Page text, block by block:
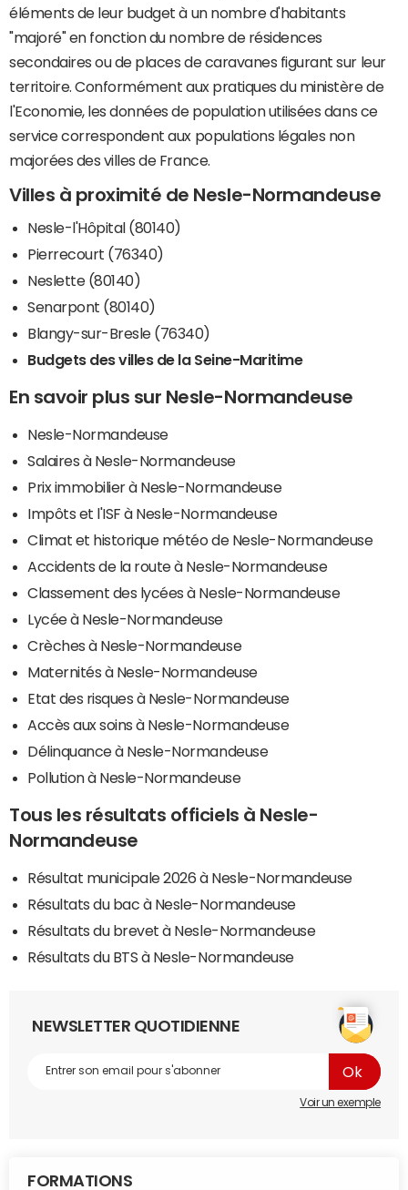
éléments de leur budget à un nombre d'habitants
"majoré" en fonction du nombre de résidences
secondaires ou de places de caravanes figurant sur leur
territoire. Conformément aux pratiques du ministère de
l'Economie, les données de population utilisées dans ce
service correspondent aux populations légales non
majorées des villes de France.
Villes à proximité de Nesle-Normandeuse
Nesle-l'Hôpital (80140)
Pierrecourt (76340)
Neslette (80140)
Senarpont (80140)
Blangy-sur-Bresle (76340)
Budgets des villes de la Seine-Maritime
En savoir plus sur Nesle-Normandeuse
Nesle-Normandeuse
Salaires à Nesle-Normandeuse
Prix immobilier à Nesle-Normandeuse
Impôts et l'ISF à Nesle-Normandeuse
Climat et historique météo de Nesle-Normandeuse
Accidents de la route à Nesle-Normandeuse
Classement des lycées à Nesle-Normandeuse
Lycée à Nesle-Normandeuse
Crèches à Nesle-Normandeuse
Maternités à Nesle-Normandeuse
Etat des risques à Nesle-Normandeuse
Accès aux soins à Nesle-Normandeuse
Délinquance à Nesle-Normandeuse
Pollution à Nesle-Normandeuse
Tous les résultats officiels à Nesle-
Normandeuse
Résultat municipale 2026 à Nesle-Normandeuse
Résultats du bac à Nesle-Normandeuse
Résultats du brevet à Nesle-Normandeuse
Résultats du BTS à Nesle-Normandeuse
NEWSLETTER QUOTIDIENNE
Voir un exemple
FORMATIONS